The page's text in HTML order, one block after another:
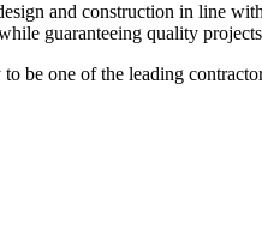
and construction in line
guaranteeing quality
be one of the leading